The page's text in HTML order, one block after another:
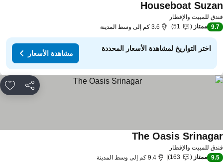
للمبيت والإفطار
Houseboat
9.7 ممتاز 51 3.6 كم إلى وسط المدينة
اختر التواريخ لمشاهدة الأسعار المحددة
مشاهدة الأسعار
مشاركة
للمبيت والإفطار
The Oasis
9.5 ممتاز 163 9.4 كم إلى وسط المدينة